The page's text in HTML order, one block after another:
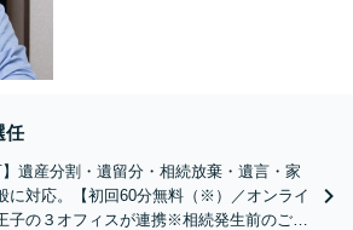
任
】遺産分割・遺留分・相続放棄・遺言・家
に対応。【初回60分無料（※）／オンライ
子の３オフィスが連携※相続発生前のご相